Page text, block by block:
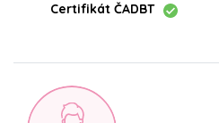
Certifikát ČADBT